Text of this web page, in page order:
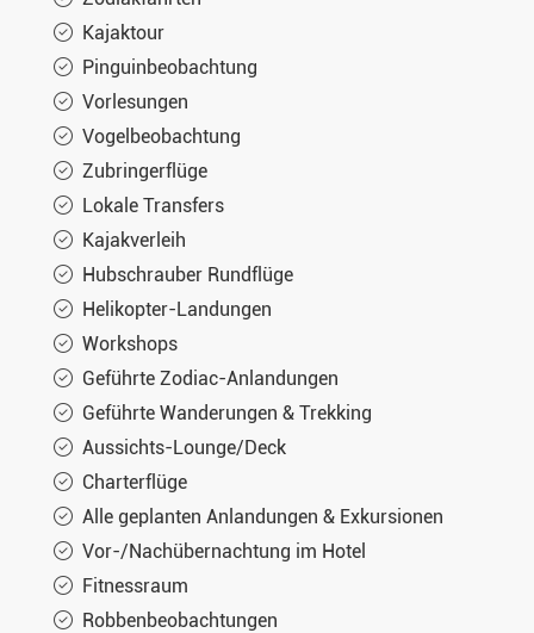
Kajaktour
Pinguinbeobachtung
Vorlesungen
Vogelbeobachtung
Zubringerflüge
Lokale Transfers
Kajakverleih
Hubschrauber Rundflüge
Helikopter-Landungen
Workshops
Geführte Zodiac-Anlandungen
Geführte Wanderungen & Trekking
Aussichts-Lounge/Deck
Charterflüge
Alle geplanten Anlandungen & Exkursionen
Vor-/Nachübernachtung im Hotel
Fitnessraum
Robbenbeobachtungen